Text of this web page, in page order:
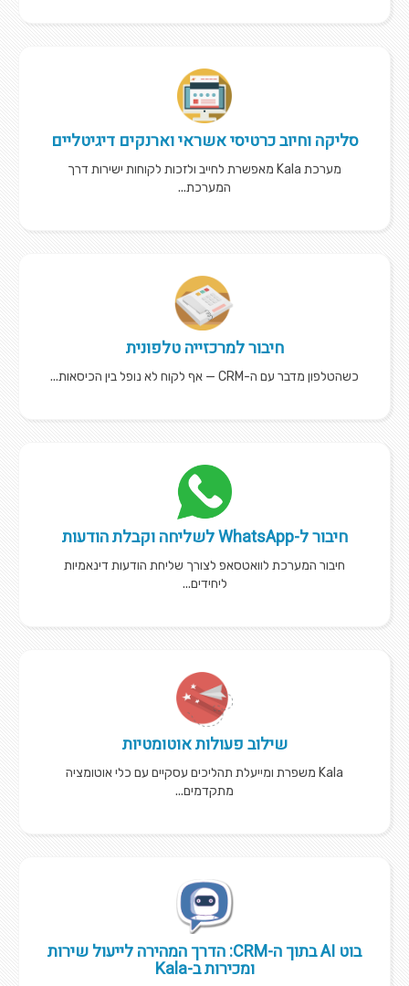
סליקה וחיוב כרטיסי אשראי וארנקים דיגיטליים
מערכת Kala מאפשרת לחייב ולזכות לקוחות ישירות דרך
המערכת...
חיבור למרכזייה טלפונית
כשהטלפון מדבר עם ה-CRM — אף לקוח לא נופל בין הכיסאות...
חיבור ל-WhatsApp לשליחה וקבלת הודעות
חיבור המערכת לוואטסאפ לצורך שליחת הודעות דינאמיות
ליחידים...
שילוב פעולות אוטומטיות
Kala משפרת ומייעלת תהליכים עסקיים עם כלי אוטומציה
מתקדמים...
בוט AI בתוך ה-CRM: הדרך המהירה לייעול שירות
ומכירות ב-Kala